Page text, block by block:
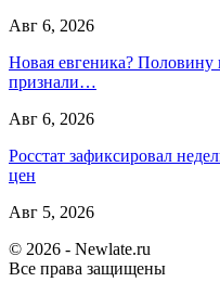
Авг 6, 2026
Новая евгеника? Половину
признали…
Авг 6, 2026
Росстат зафиксировал
цен
Авг 5, 2026
© 2026 - Newlate.ru
Все права защищены